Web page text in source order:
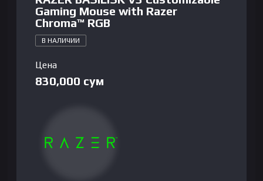
Gaming Mouse with Razer
Chroma™ RGB
В НАЛИЧИИ
Цена
830,000 сум